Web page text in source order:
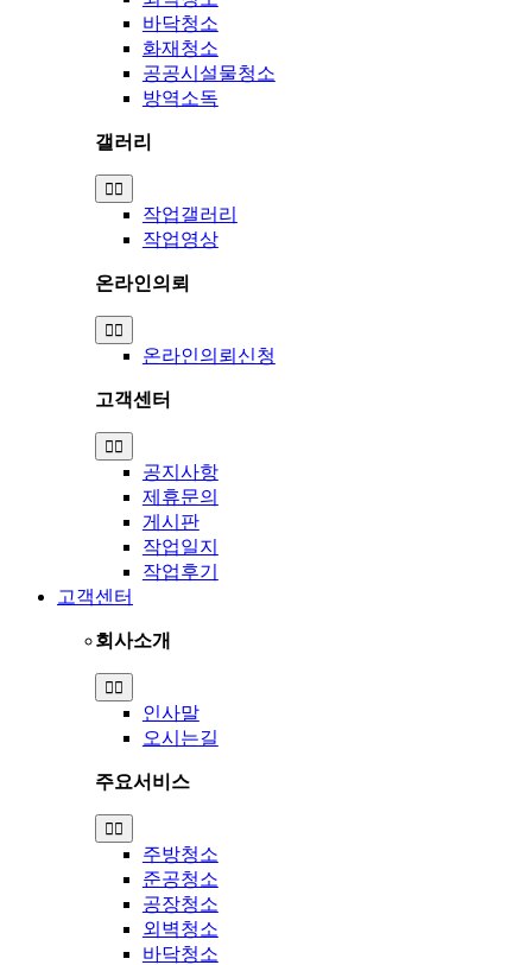
바닥청소
화재청소
공공시설물청소
방역소독
갤러리
Toggle
Navigation
작업갤러리
작업영상
온라인의뢰
Toggle
Navigation
온라인의뢰신청
고객센터
Toggle
Navigation
공지사항
제휴문의
게시판
작업일지
작업후기
고객센터
회사소개
Toggle
Navigation
인사말
오시는길
주요서비스
Toggle
Navigation
주방청소
준공청소
공장청소
외벽청소
바닥청소